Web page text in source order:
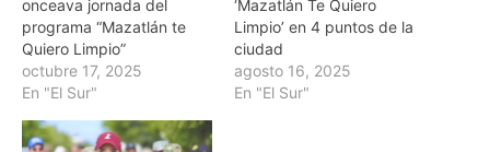
onceava jornada del
programa “Mazatlán te
Quiero Limpio”
octubre 17, 2025
En "El Sur"
‘Mazatlán Te Quiero
Limpio’ en 4 puntos de la
ciudad
agosto 16, 2025
En "El Sur"